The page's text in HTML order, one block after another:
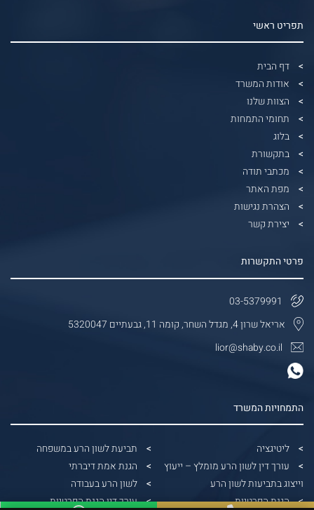
תפריט ראשי
דף הבית
אודות המשרד
הצוות שלנו
תחומי התמחות
בלוג
בתקשורת
מכתבי תודה
מפת האתר
הצהרת נגישות
יצירת קשר
התמחויות המשרד
ליטיגציה
עורך דין לשון הרע מומלץ – ייעוץ
וייצוג בתביעות לשון הרע
הגנת הפרטיות
תביעת לשון הרע במשפחה
הגנת אמת דיברתי
לשון הרע בעבודה
עורך דין הגנת הפרטיות
פרטי התקשרות
03-5379991
אריאל שרון 4, מגדל השחר, קומה 11, גבעתיים 5320047
lior@shaby.co.il